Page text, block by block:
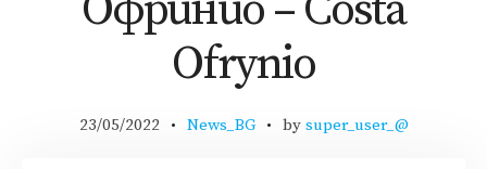
Ofrynio
23/05/2022 News_BG by super_user_@